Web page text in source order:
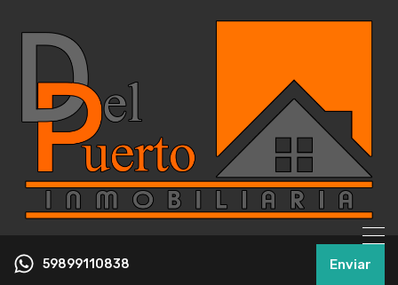
59899110838 Enviar